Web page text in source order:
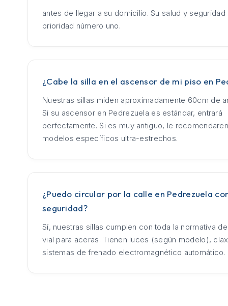
antes de llegar a su domicilio. Su salud y seguridad
prioridad número uno.
¿Cabe la silla en el ascensor de mi piso en
Nuestras sillas miden aproximadamente 60cm de
Si su ascensor en Pedrezuela es estándar, entrará
perfectamente. Si es muy antiguo, le
modelos específicos ultra-estrechos.
¿Puedo circular por la calle en Pedrezuela
seguridad?
Sí, nuestras sillas cumplen con toda la normativa
vial para aceras. Tienen luces (según modelo),
sistemas de frenado electromagnético automático.